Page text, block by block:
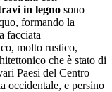
in legno sono
formando la
facciata
molto rustico,
che è stato di
Paesi del Centro
occidentale, e persino